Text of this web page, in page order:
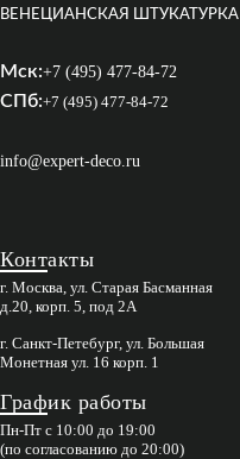
ВЕНЕЦИАНСКАЯ ШТУКАТУРКА
Мск:+7 (495) 477-84-72
СПб:+7 (495) 477-84-72
info@expert-deco.ru
Контакты
г. Москва, ул. Старая Басманная
д.20, корп. 5, под 2А
г. Санкт-Петебург, ул. Большая
Монетная ул. 16 корп. 1
График работы
Пн-Пт с 10:00 до 19:00
(по согласованию до 20:00)